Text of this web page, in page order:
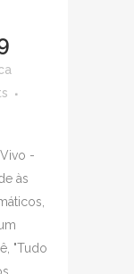
-
às
"Tudo